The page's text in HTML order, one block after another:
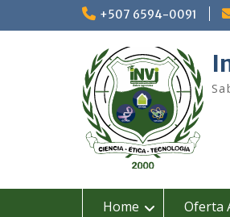
+507 6594-0091
Home Oferta